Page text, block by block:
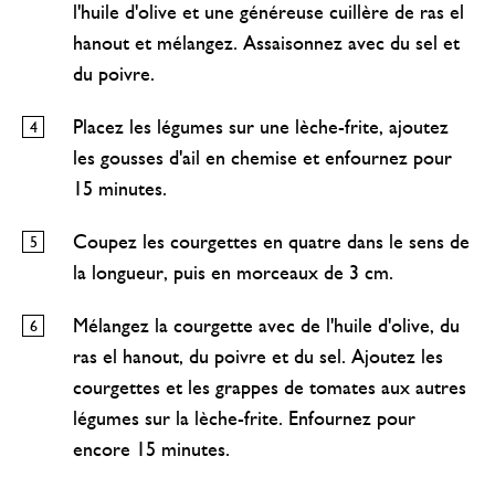
l'huile d'olive et une généreuse cuillère de ras el
hanout et mélangez. Assaisonnez avec du sel et
du poivre.
Placez les légumes sur une lèche-frite, ajoutez
les gousses d'ail en chemise et enfournez pour
15 minutes.
Coupez les courgettes en quatre dans le sens de
la longueur, puis en morceaux de 3 cm.
Mélangez la courgette avec de l'huile d'olive, du
ras el hanout, du poivre et du sel. Ajoutez les
courgettes et les grappes de tomates aux autres
légumes sur la lèche-frite. Enfournez pour
encore 15 minutes.